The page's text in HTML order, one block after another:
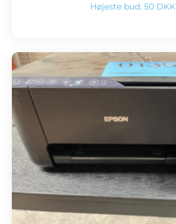
Højeste bud: 50 DKK